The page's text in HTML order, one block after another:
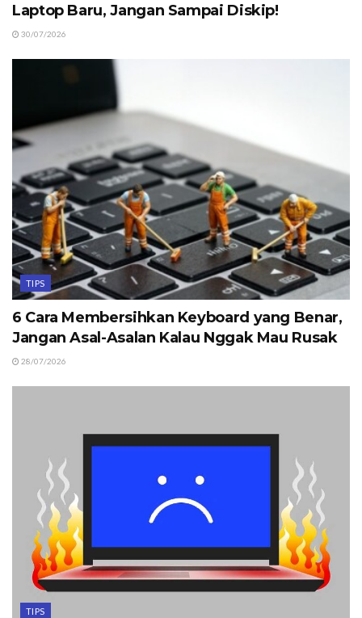
Laptop Baru, Jangan Sampai Diskip!
30/07/2026
TIPS
6 Cara Membersihkan Keyboard yang Benar,
Jangan Asal-Asalan Kalau Nggak Mau Rusak
28/07/2026
TIPS